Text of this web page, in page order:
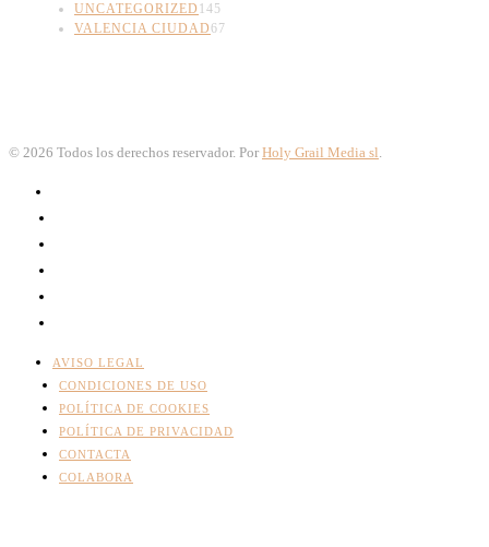
UNCATEGORIZED 145
VALENCIA CIUDAD67
© 2026 Todos los derechos reservador. Por Holy Grail Media sl.
AVISO LEGAL
CONDICIONES DE USO
POLÍTICA DE COOKIES
POLÍTICA DE PRIVACIDAD
CONTACTA
COLABORA